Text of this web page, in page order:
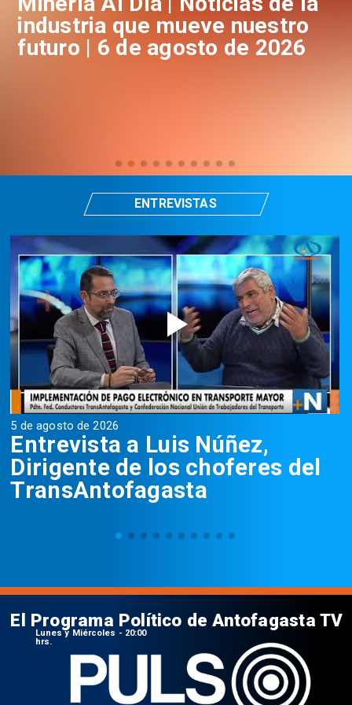
industria que mueve nuestro
futuro | 6 de agosto de 2026
5 de agosto de 2026
Entrevista a Luis Núñez,
Dirigente de los choferes del
TransAntofagasta
ENTREVISTAS
El Programa Político de Antofagasta TV
Lunes y Miércoles - 20:00
hrs.